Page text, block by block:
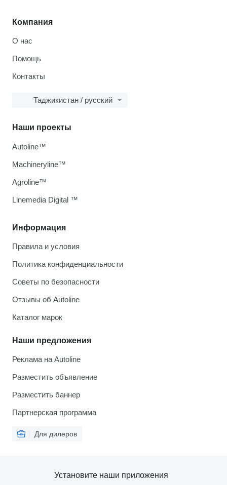
Компания
О нас
Помощь
Контакты
Таджикистан / русский
Информация
Правила и условия
Политика конфиденциальности
Советы по безопасности
Отзывы об Autoline
Каталог марок
Наши предложения
Реклама на Autoline
Разместить объявление
Разместить баннер
Партнерская программа
Для дилеров
Наши проекты
Autoline™
Machineryline™
Agroline™
Linemedia Digital ™
Установите наши приложения